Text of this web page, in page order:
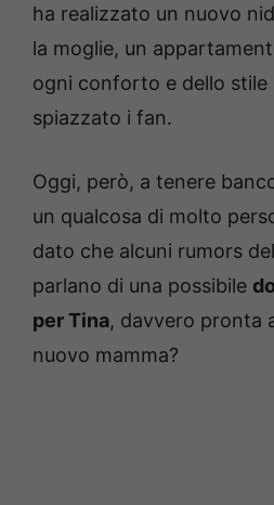
ha realizzato un nuovo
la moglie, un
ogni conforto e dello stile
spiazzato i fan.
Oggi, però, a tenere
un qualcosa di molto
dato che alcuni rumors
parlano di una possibile
per Tina, davvero pronta
nuovo mamma?